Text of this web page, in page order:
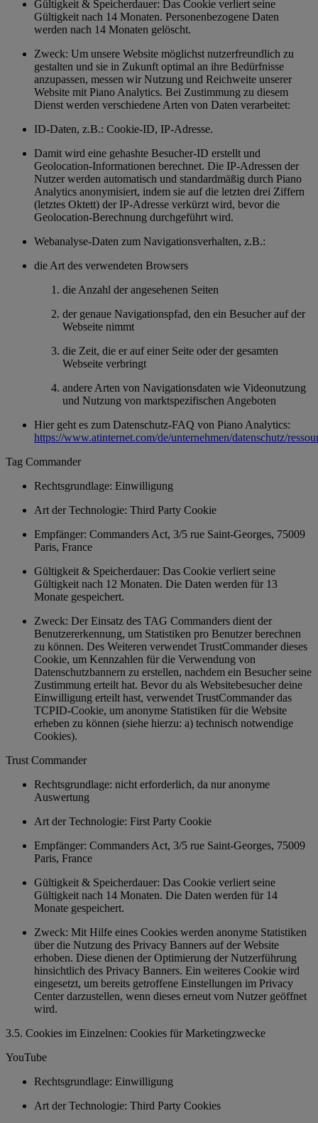
Gültigkeit & Speicherdauer: Das Cookie verliert seine
Gültigkeit nach 14 Monaten. Personenbezogene Daten
werden nach 14 Monaten gelöscht.
Zweck: Um unsere Website möglichst nutzerfreundlich zu
gestalten und sie in Zukunft optimal an ihre Bedürfnisse
anzupassen, messen wir Nutzung und Reichweite unserer
Website mit Piano Analytics. Bei Zustimmung zu diesem
Dienst werden verschiedene Arten von Daten verarbeitet:
ID-Daten, z.B.: Cookie-ID, IP-Adresse.
Damit wird eine gehashte Besucher-ID erstellt und
Geolocation-Informationen berechnet. Die IP-Adressen der
Nutzer werden automatisch und standardmäßig durch Piano
Analytics anonymisiert, indem sie auf die letzten drei Ziffern
(letztes Oktett) der IP-Adresse verkürzt wird, bevor die
Geolocation-Berechnung durchgeführt wird.
Webanalyse-Daten zum Navigationsverhalten, z.B.:
die Art des verwendeten Browsers
die Anzahl der angesehenen Seiten
der genaue Navigationspfad, den ein Besucher auf der
Webseite nimmt
die Zeit, die er auf einer Seite oder der gesamten
Webseite verbringt
andere Arten von Navigationsdaten wie Videonutzung
und Nutzung von marktspezifischen Angeboten
Hier geht es zum Datenschutz-FAQ von Piano Analytics:
https://www.atinternet.com/de/unternehmen/datenschutz/
Tag Commander
Rechtsgrundlage: Einwilligung
Art der Technologie: Third Party Cookie
Empfänger: Commanders Act, 3/5 rue Saint-Georges, 75009
Paris, France
Gültigkeit & Speicherdauer: Das Cookie verliert seine
Gültigkeit nach 12 Monaten. Die Daten werden für 13
Monate gespeichert.
Zweck: Der Einsatz des TAG Commanders dient der
Benutzererkennung, um Statistiken pro Benutzer berechnen
zu können. Des Weiteren verwendet TrustCommander dieses
Cookie, um Kennzahlen für die Verwendung von
Datenschutzbannern zu erstellen, nachdem ein Besucher seine
Zustimmung erteilt hat. Bevor du als Websitebesucher deine
Einwilligung erteilt hast, verwendet TrustCommander das
TCPID-Cookie, um anonyme Statistiken für die Website
erheben zu können (siehe hierzu: a) technisch notwendige
Cookies).
Trust Commander
Rechtsgrundlage: nicht erforderlich, da nur anonyme
Auswertung
Art der Technologie: First Party Cookie
Empfänger: Commanders Act, 3/5 rue Saint-Georges, 75009
Paris, France
Gültigkeit & Speicherdauer: Das Cookie verliert seine
Gültigkeit nach 14 Monaten. Die Daten werden für 14
Monate gespeichert.
Zweck: Mit Hilfe eines Cookies werden anonyme Statistiken
über die Nutzung des Privacy Banners auf der Website
erhoben. Diese dienen der Optimierung der Nutzerführung
hinsichtlich des Privacy Banners. Ein weiteres Cookie wird
eingesetzt, um bereits getroffene Einstellungen im Privacy
Center darzustellen, wenn dieses erneut vom Nutzer geöffnet
wird.
3.5. Cookies im Einzelnen: Cookies für Marketingzwecke
YouTube
Rechtsgrundlage: Einwilligung
Art der Technologie: Third Party Cookies